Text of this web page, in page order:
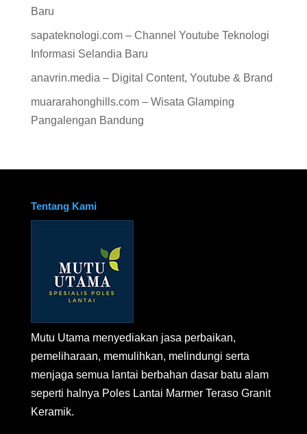
Baru
sapateknologi.com – Channel Youtube Teknologi
Informasi Selandia Baru
anavrin.media – Digital Content, Youtube & Brand
muararahonghills.com – Wisata Glamping
Pangalengan Bandung
Tentang Kami
Mutu Utama menyediakan jasa perbaikan,
pemeliharaan, memulihkan, melindungi serta
menjaga semua lantai berbahan dasar batu alam
seperti halnya Poles Lantai Marmer Teraso Granit
Keramik.